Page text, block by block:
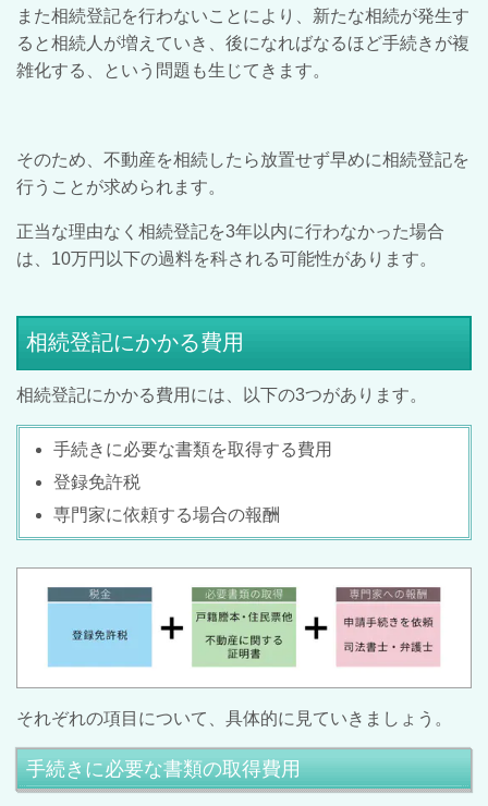
また相続登記を行わないことにより、新たな相続が発生す
ると相続人が増えていき、後になればなるほど手続きが複
雑化する、という問題も生じてきます。
そのため、不動産を相続したら放置せず早めに相続登記を
行うことが求められます。
正当な理由なく相続登記を3年以内に行わなかった場合
は、10万円以下の過料を科される可能性があります。
相続登記にかかる費用
相続登記にかかる費用には、以下の3つがあります。
手続きに必要な書類を取得する費用
登録免許税
専門家に依頼する場合の報酬
それぞれの項目について、具体的に見ていきましょう。
手続きに必要な書類の取得費用